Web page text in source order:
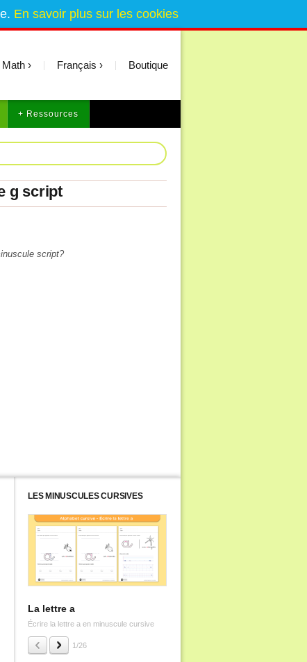
En savoir plus sur les cookies
Math Français Boutique
+ Ressources
g script
script?
LES MINUSCULES CURSIVES
La lettre a
Écrire la lettre a en minuscule cursive
1/26